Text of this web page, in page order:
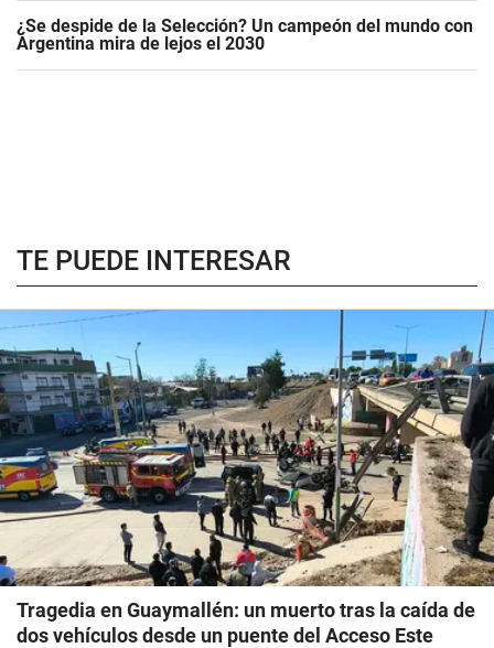
¿Se despide de la Selección? Un campeón del mundo con
Argentina mira de lejos el 2030
TE PUEDE INTERESAR
Tragedia en Guaymallén: un muerto tras la caída de
dos vehículos desde un puente del Acceso Este